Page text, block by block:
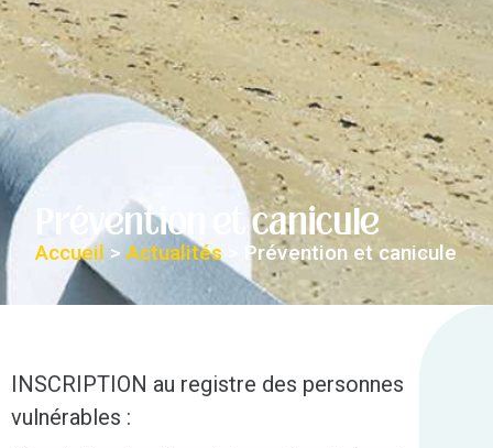
Prévention et canicule
Accueil > Actualités Prévention et canicule
INSCRIPTION au registre des personnes
vulnérables :